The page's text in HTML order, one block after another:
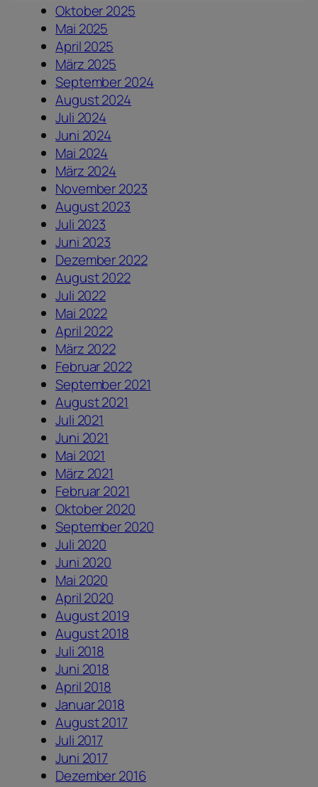
Oktober 2025
Mai 2025
April 2025
März 2025
September 2024
August 2024
Juli 2024
Juni 2024
Mai 2024
März 2024
November 2023
August 2023
Juli 2023
Juni 2023
Dezember 2022
August 2022
Juli 2022
Mai 2022
April 2022
März 2022
Februar 2022
September 2021
August 2021
Juli 2021
Juni 2021
Mai 2021
März 2021
Februar 2021
Oktober 2020
September 2020
Juli 2020
Juni 2020
Mai 2020
April 2020
August 2019
August 2018
Juli 2018
Juni 2018
April 2018
Januar 2018
August 2017
Juli 2017
Juni 2017
Dezember 2016